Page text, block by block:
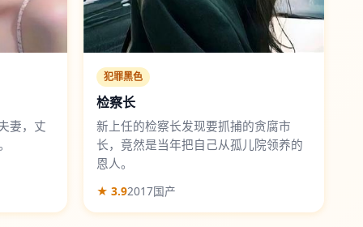
妻，丈
犯罪黑色
检察长
新上任的检察长发现要抓捕的贪腐市
长，竟然是当年把自己从孤儿院领养的
恩人。
★ 3.92017国产